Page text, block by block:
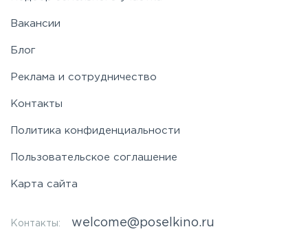
Щелковское
Вакансии
Блог
Реклама и сотрудничество
Контакты
Политика конфиденциальности
Пользовательское соглашение
Карта сайта
Контакты: welcome@poselkino.ru